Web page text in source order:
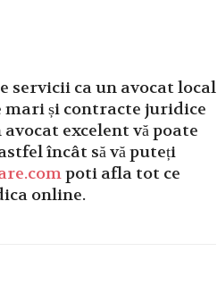
servicii ca un avocat local
mari și contracte juridice
excelent vă poate
încât să vă puteți
poti afla tot ce
online.